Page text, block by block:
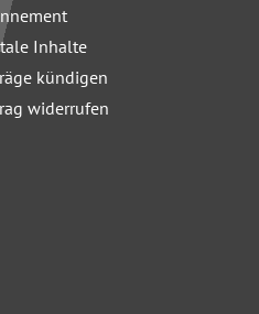
Inhalte
kündigen
widerrufen